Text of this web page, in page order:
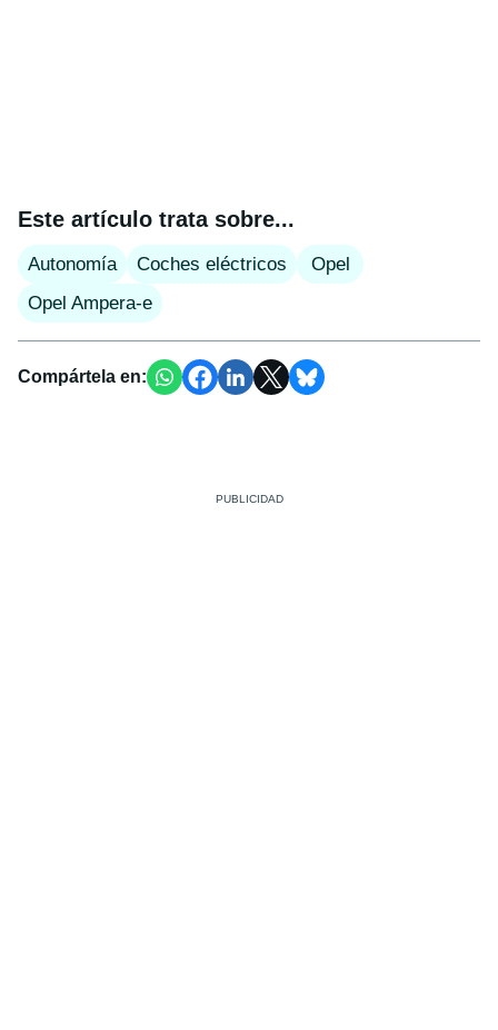
Este artículo trata sobre...
Autonomía Coches eléctricos
Opel
Opel Ampera-e
Compártela en: